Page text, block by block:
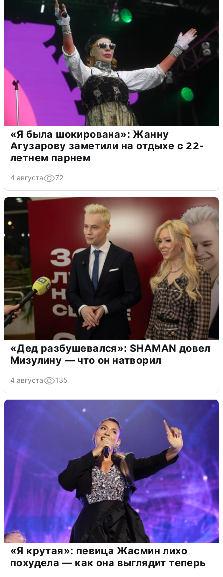
«Я была шокирована»: Жанну
Агузарову заметили на отдыхе с 22-
летнем парнем
4 августа 72
«Дед разбушевался»: SHAMAN довел
Мизулину — что он натворил
4 августа 135
«Я крутая»: певица Жасмин лихо
похудела — как она выглядит теперь